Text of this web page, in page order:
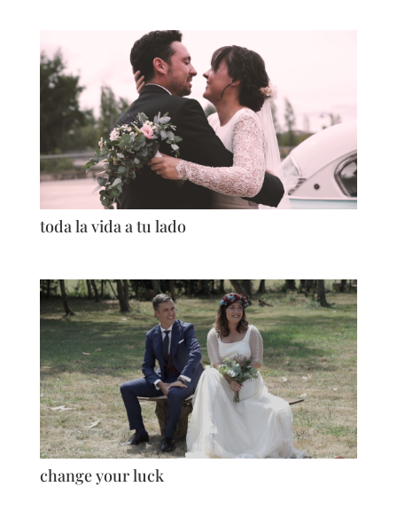
toda la vida a tu lado
change your luck